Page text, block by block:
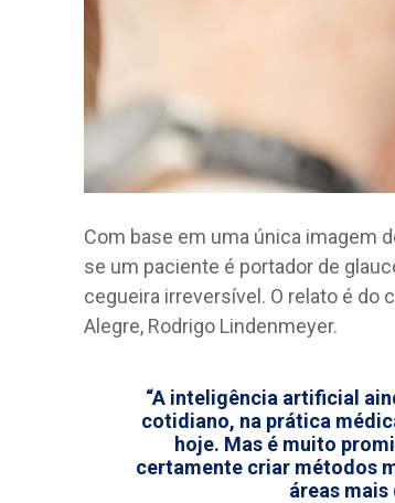
Com base em uma única imagem
se um paciente é portador de
cegueira irreversível. O relato é do
Alegre, Rodrigo Lindenmeyer.
“A inteligência artificial
cotidiano, na prática
hoje. Mas é muito
certamente criar métodos
áreas